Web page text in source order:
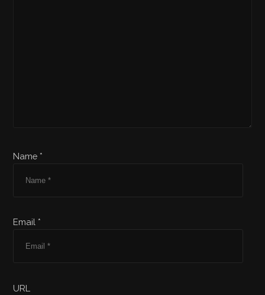
Name *
Email *
URL